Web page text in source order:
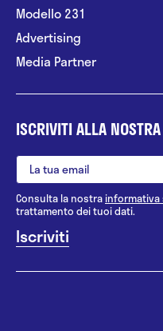
Modello 231
Advertising
Media Partner
ISCRIVITI ALLA
Consulta la nostrainformativa
trattamento dei tuoi dati.